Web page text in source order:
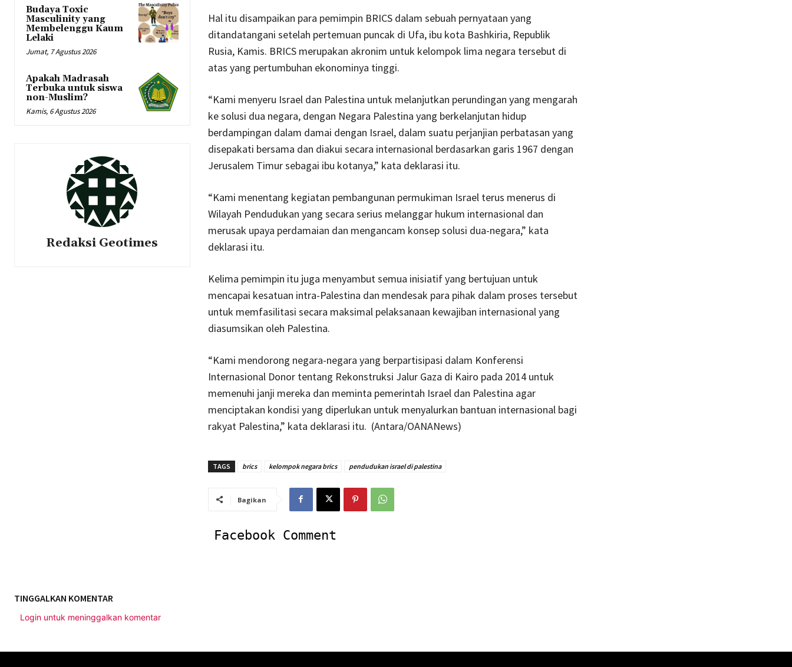
Budaya Toxic
Masculinity yang
Membelenggu Kaum
Lelaki
Jumat, 7 Agustus 2026
Apakah Madrasah
Terbuka untuk siswa
non-Muslim?
Kamis, 6 Agustus 2026
Redaksi Geotimes
Hal itu disampaikan para pemimpin BRICS dalam sebuah pernyataan yang
ditandatangani setelah pertemuan puncak di Ufa, ibu kota Bashkiria, Republik
Rusia, Kamis. BRICS merupakan akronim untuk kelompok lima negara tersebut di
atas yang pertumbuhan ekonominya tinggi.
“Kami menyeru Israel dan Palestina untuk melanjutkan perundingan yang mengarah
ke solusi dua negara, dengan Negara Palestina yang berkelanjutan hidup
berdampingan dalam damai dengan Israel, dalam suatu perjanjian perbatasan yang
disepakati bersama dan diakui secara internasional berdasarkan garis 1967 dengan
Jerusalem Timur sebagai ibu kotanya,” kata deklarasi itu.
“Kami menentang kegiatan pembangunan permukiman Israel terus menerus di
Wilayah Pendudukan yang secara serius melanggar hukum internasional dan
merusak upaya perdamaian dan mengancam konsep solusi dua-negara,” kata
deklarasi itu.
Kelima pemimpin itu juga menyambut semua inisiatif yang bertujuan untuk
mencapai kesatuan intra-Palestina dan mendesak para pihak dalam proses tersebut
untuk memfasilitasi secara maksimal pelaksanaan kewajiban internasional yang
diasumsikan oleh Palestina.
“Kami mendorong negara-negara yang berpartisipasi dalam Konferensi
Internasional Donor tentang Rekonstruksi Jalur Gaza di Kairo pada 2014 untuk
memenuhi janji mereka dan meminta pemerintah Israel dan Palestina agar
menciptakan kondisi yang diperlukan untuk menyalurkan bantuan internasional bagi
rakyat Palestina,” kata deklarasi itu. (Antara/OANANews)
TAGS brics kelompok negara brics pendudukan israel di palestina
Bagikan
Facebook Comment
TINGGALKAN KOMENTAR
Login untuk meninggalkan komentar